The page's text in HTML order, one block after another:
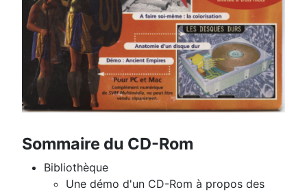
Sommaire du CD-Rom
Bibliothèque
Une démo d'un CD-Rom à propos des